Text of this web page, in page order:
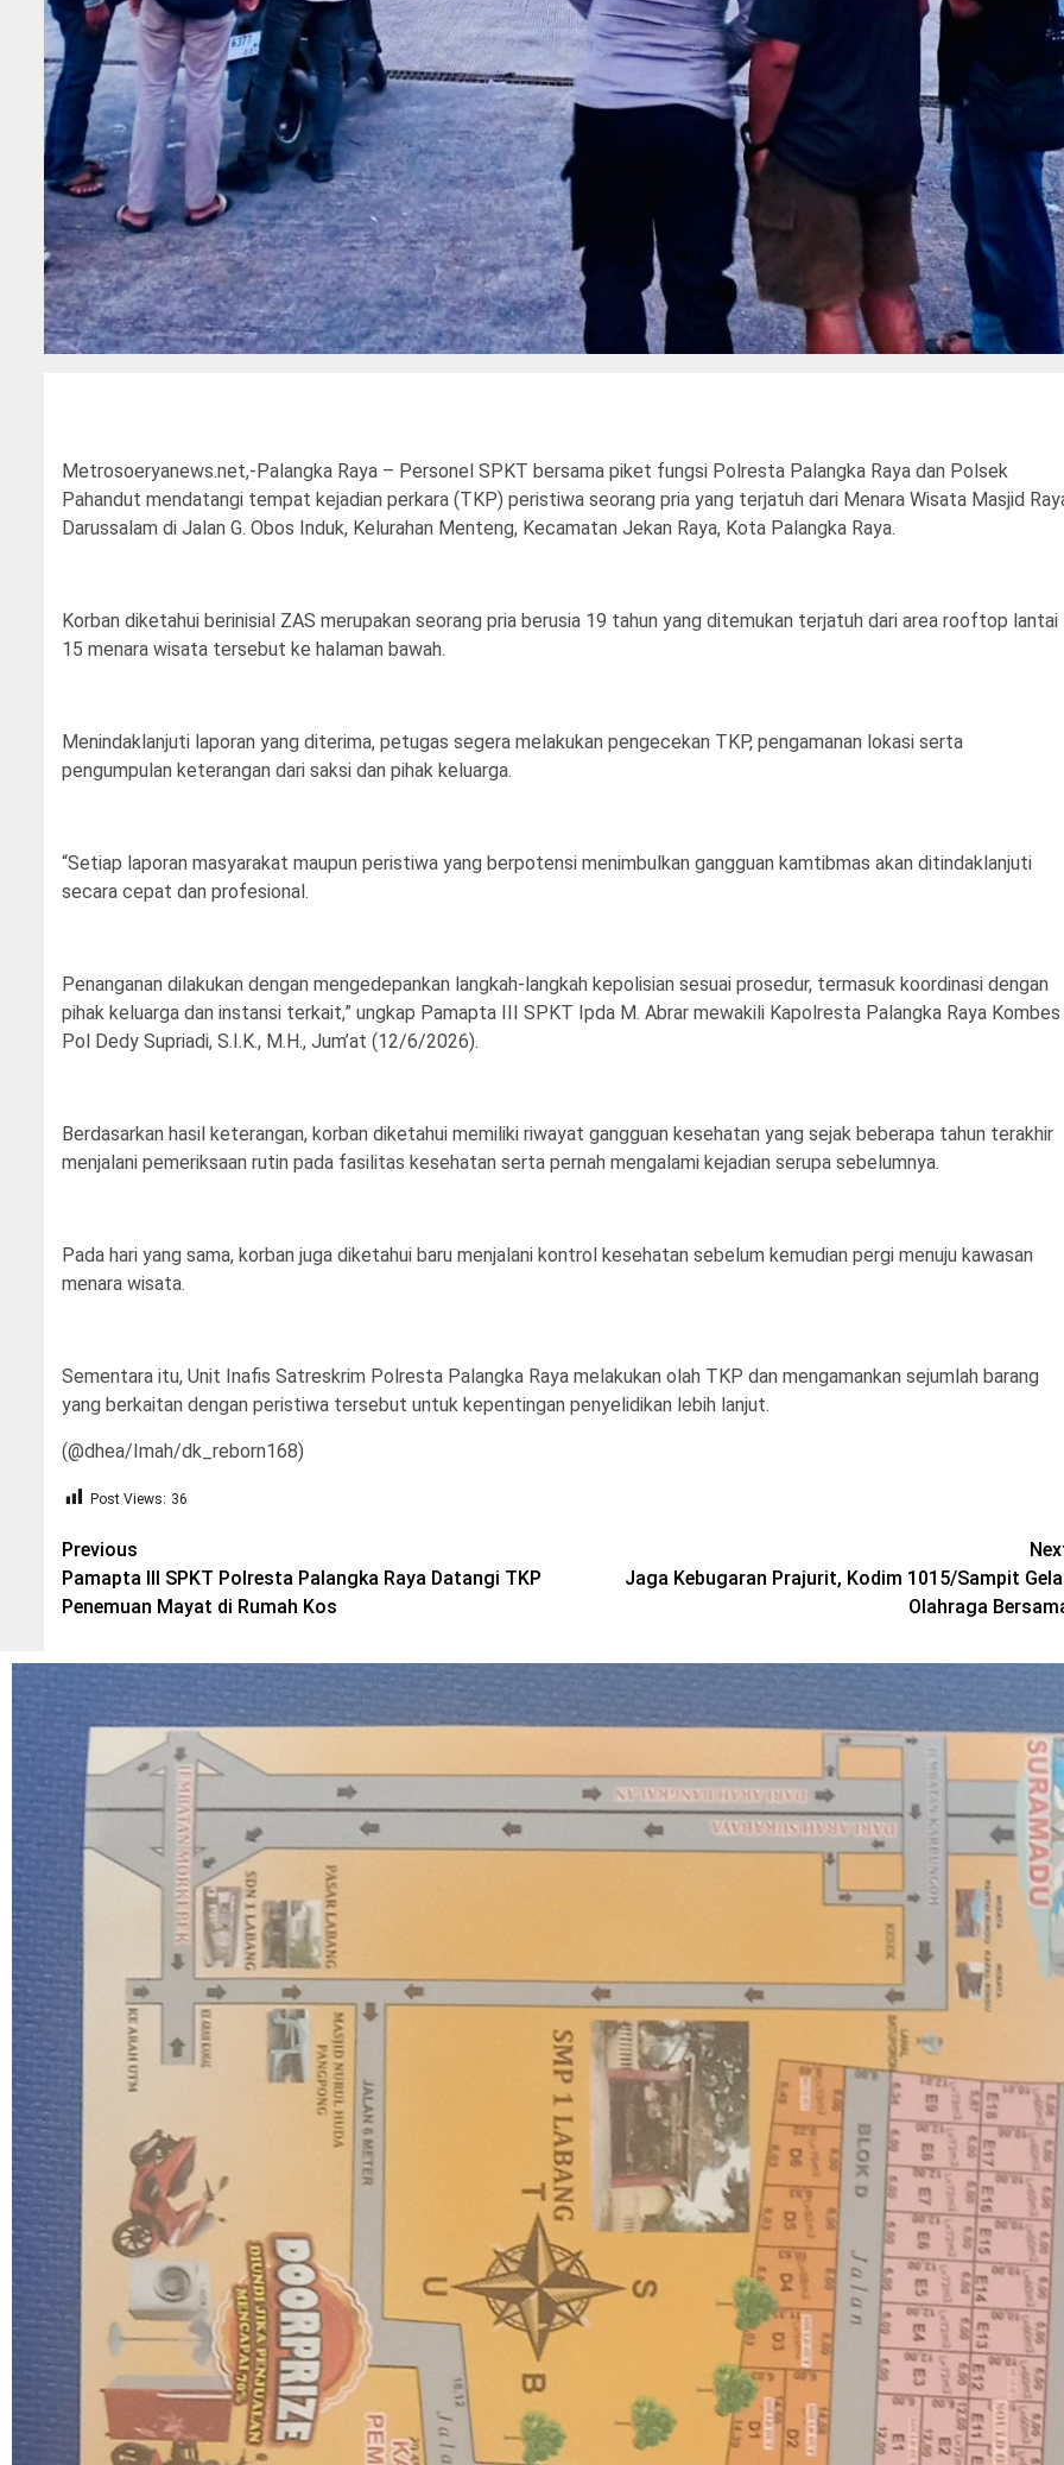
Metrosoeryanews.net,-Palangka Raya – Personel SPKT bersama piket fungsi Polresta Palangka Raya dan Polsek
Pahandut mendatangi tempat kejadian perkara (TKP) peristiwa seorang pria yang terjatuh dari Menara Wisata Masjid
Darussalam di Jalan G. Obos Induk, Kelurahan Menteng, Kecamatan Jekan Raya, Kota Palangka Raya.
Korban diketahui berinisial ZAS merupakan seorang pria berusia 19 tahun yang ditemukan terjatuh dari area rooftop lantai
15 menara wisata tersebut ke halaman bawah.
Menindaklanjuti laporan yang diterima, petugas segera melakukan pengecekan TKP, pengamanan lokasi serta
pengumpulan keterangan dari saksi dan pihak keluarga.
“Setiap laporan masyarakat maupun peristiwa yang berpotensi menimbulkan gangguan kamtibmas akan ditindaklanjuti
secara cepat dan profesional.
Penanganan dilakukan dengan mengedepankan langkah-langkah kepolisian sesuai prosedur, termasuk koordinasi dengan
pihak keluarga dan instansi terkait,” ungkap Pamapta III SPKT Ipda M. Abrar mewakili Kapolresta Palangka Raya Kombes
Pol Dedy Supriadi, S.I.K., M.H., Jum’at (12/6/2026).
Berdasarkan hasil keterangan, korban diketahui memiliki riwayat gangguan kesehatan yang sejak beberapa tahun terakhir
menjalani pemeriksaan rutin pada fasilitas kesehatan serta pernah mengalami kejadian serupa sebelumnya.
Pada hari yang sama, korban juga diketahui baru menjalani kontrol kesehatan sebelum kemudian pergi menuju kawasan
menara wisata.
Sementara itu, Unit Inafis Satreskrim Polresta Palangka Raya melakukan olah TKP dan mengamankan sejumlah barang
yang berkaitan dengan peristiwa tersebut untuk kepentingan penyelidikan lebih lanjut.
(@dhea/Imah/dk_reborn168)
Post Views: 36
Post
navigation
Previous
Pamapta III SPKT Polresta Palangka Raya Datangi TKP
Penemuan Mayat di Rumah Kos
Jaga Kebugaran Prajurit, Kodim 1015/Sampit
Olahraga